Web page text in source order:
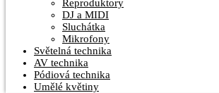
Reproduktory
DJ a MIDI
Sluchátka
Mikrofony
Světelná technika
AV technika
Pódiová technika
Umělé květiny